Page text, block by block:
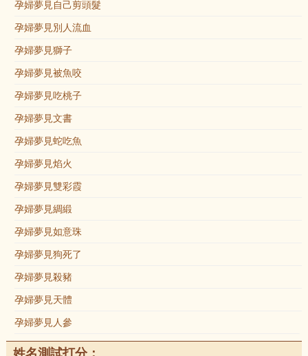
孕婦夢見自己剪頭髮
孕婦夢見別人流血
孕婦夢見獅子
孕婦夢見被魚咬
孕婦夢見吃桃子
孕婦夢見文書
孕婦夢見蛇吃魚
孕婦夢見焰火
孕婦夢見雙彩霞
孕婦夢見綢緞
孕婦夢見如意珠
孕婦夢見狗死了
孕婦夢見殺豬
孕婦夢見天體
孕婦夢見人參
姓名測試打分：